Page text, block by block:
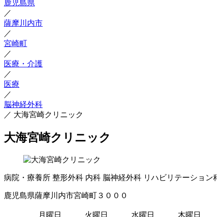
鹿児島県
／
薩摩川内市
／
宮崎町
／
医療・介護
／
医療
／
脳神経外科
／ 大海宮崎クリニック
大海宮崎クリニック
病院・療養所 整形外科 内科 脳神経外科 リハビリテーション
鹿児島県薩摩川内市宮崎町３０００
月曜日 火曜日 水曜日 木曜日